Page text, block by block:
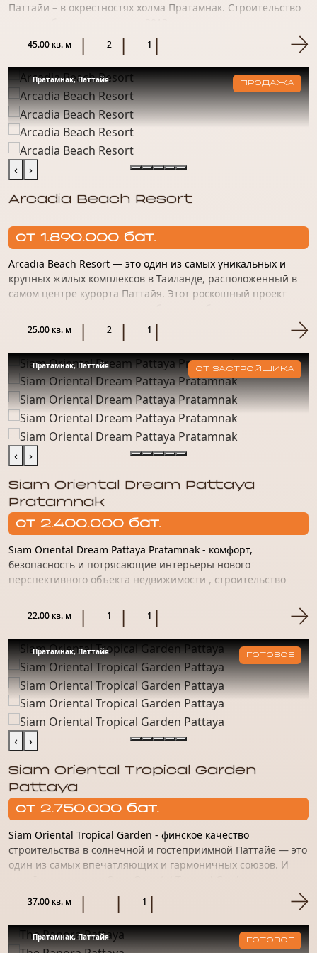
Паттайи – в окрестностях холма Пратамнак. Строительство
45.00 кв. м 2 1
Пратамнак, Паттайя ПРОДАЖА
‹ ›
Arcadia Beach Resort
от 1.890.000 бат.
Arcadia Beach Resort — это один из самых уникальных и
крупных жилых комплексов в Таиланде, расположенный в
самом центре курорта Паттайя. Этот роскошный проект
комфортного...
25.00 кв. м 2 1
Пратамнак, Паттайя ОТ ЗАСТРОЙЩИКА
‹ ›
Siam Oriental Dream Pattaya
Pratamnak
от 2.400.000 бат.
Siam Oriental Dream Pattaya Pratamnak - комфорт,
безопасность и потрясающие интерьеры нового
перспективного объекта недвижимости , строительство
городе Паттайя солнечн...
22.00 кв. м 1 1
Пратамнак, Паттайя ГОТОВОЕ
‹ ›
Siam Oriental Tropical Garden
Pattaya
от 2.750.000 бат.
Siam Oriental Tropical Garden - финское качество
строительства в солнечной и гостеприимной Паттайе — это
один из самых впечатляющих и гармоничных союзов. И
комплекс, кото...
37.00 кв. м 1
Пратамнак, Паттайя ГОТОВОЕ